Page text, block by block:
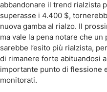
abbandonare il trend rialzista
superasse i 4.400 $,
nuova gamba al rialzo. Il
ma vale la pena notare che un
sarebbe l’esito più rialzista,
di rimanere forte abituandosi
importante punto di flessione
monitorati.